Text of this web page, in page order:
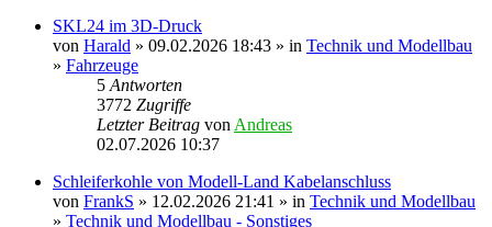
SKL24 im 3D-Druck
von Harald » 09.02.2026 18:43 » in Technik und Modellbau
» Fahrzeuge
5Antworten
3772 Zugriffe
Letzter Beitrag vonAndreas
02.07.2026 10:37
Schleiferkohle von Modell-Land Kabelanschluss
von FrankS » 12.02.2026 21:41 » in Technik und Modellbau
» Technik und Modellbau - Sonstiges